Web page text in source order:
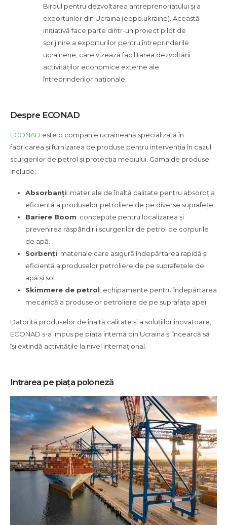
din
Polonia
Biroul pentru dezvoltarea antreprenoriatului și a
exporturilor din Ucraina (eepo.ukraine). Această
inițiativă face parte dintr-un proiect pilot de
sprijinire a exporturilor pentru întreprinderile
ucrainene, care vizează facilitarea dezvoltării
activităților economice externe ale
întreprinderilor naționale.
Despre ECONAD
ECONAD este o companie ucraineană specializată în
fabricarea și furnizarea de produse pentru intervenția în cazul
scurgerilor de petrol și protecția mediului. Gama de produse
include:
Absorbanți: materiale de înaltă calitate pentru absorbția
eficientă a produselor petroliere de pe diverse suprafețe.
Bariere Boom: concepute pentru localizarea și
prevenirea răspândirii scurgerilor de petrol pe corpurile
de apă.
Sorbenți: materiale care asigură îndepărtarea rapidă și
eficientă a produselor petroliere de pe suprafețele de
apă și sol.
Skimmere de petrol: echipamente pentru îndepărtarea
mecanică a produselor petroliere de pe suprafața apei.
Datorită produselor de înaltă calitate și a soluțiilor inovatoare,
ECONAD s-a impus pe piața internă din Ucraina și încearcă să
își extindă activitățile la nivel internațional.
Intrarea pe piața poloneză